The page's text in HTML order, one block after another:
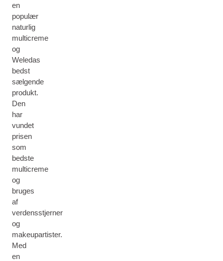
en
populær
naturlig
multicreme
og
Weledas
bedst
sælgende
produkt.
Den
har
vundet
prisen
som
bedste
multicreme
og
bruges
af
verdensstjerner
og
makeupartister.
Med
en